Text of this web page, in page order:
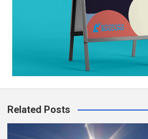
Related Posts